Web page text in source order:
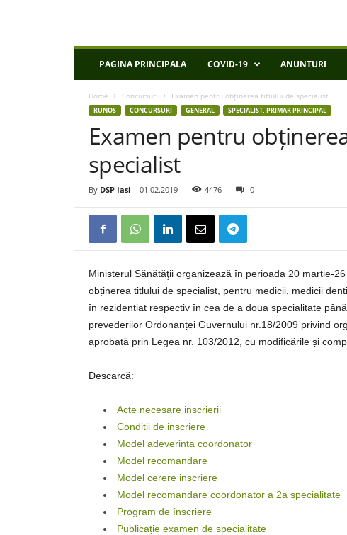
P
PAGINA PRINCIPALA COVID-19 ANUNTURI
Home Concursuri Examen pentru obținerea titlului de specialist
RUNOS CONCURSURI GENERAL SPECIALIST, PRIMAR PRINCIPAL
Examen pentru
specialist
By DSP Iasi - 01.02.2019 4476 0
Ministerul Sănătăţii organizează în perioada 20 martie-
obținerea titlului de specialist, pentru medicii, medicii
în rezidențiat respectiv în cea de a doua specialitate
prevederilor Ordonanței Guvernului nr.18/2009 privind
aprobată prin Legea nr. 103/2012, cu modificările și
Descarcă:
Acte necesare inscrierii
Conditii de inscriere
Model adeverinta coordonator
Model recomandare
Model cerere inscriere
Model recomandare coordonator a 2a specialitate
Program de înscriere
Publicație examen de specialitate